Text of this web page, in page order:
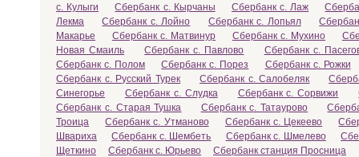
с. Кулыги
Сбербанк с. Кырчаны Сбербанк с. Лаж
Лекма
Сбербанк с. Лойно Сбербанк с. Лопьял
Макарье
Сбербанк с. Матвинур Сбербанк с. Мухино
Новая Смаиль
Сбербанк с. Павлово
Сбербанк с.
Сбербанк с. Полом
Сбербанк с. Порез
Сбербанк с. Рожки
Сбербанк с. Русский Турек
Сбербанк с. Салобеляк
Синегорье
Сбербанк с. Слудка Сбербанк с. Сорвижи
Сбербанк с. Старая Тушка
Сбербанк с. Татаурово
Троица
Сбербанк с. Утманово Сбербанк с. Цекеево
Швариха
Сбербанк с. Шембеть Сбербанк с. Шмелево
Щеткино
Сбербанк с. Юрьево Сбербанк станция Просница